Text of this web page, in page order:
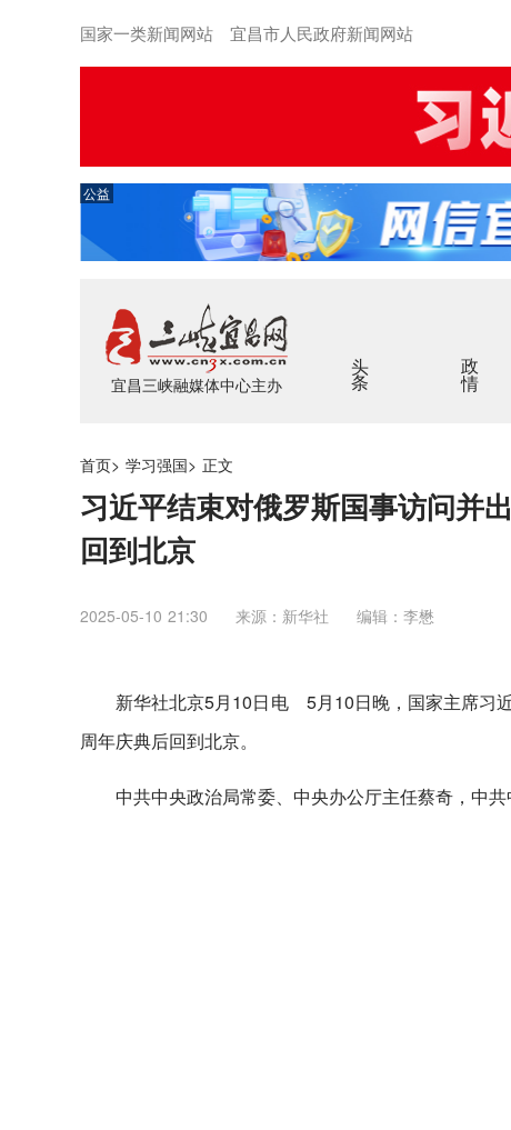
国家一类新闻网站 宜昌市人民政府新闻网站
公益
宜昌三峡融媒体中心主办
头条 政情
首页> 学习强国> 正文
习近平结束对俄罗斯国事访问并
回到北京
2025-05-10 21:30 来源：新华社 编辑：李懋
新华社北京5月10日电 5月10日晚，国家主席习
周年庆典后回到北京。
中共中央政治局常委、中央办公厅主任蔡奇，中